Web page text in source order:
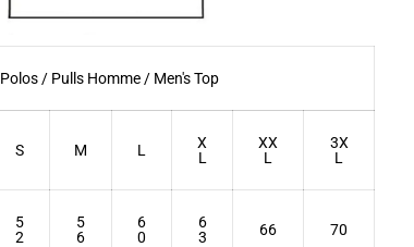
Polos / Pulls Homme / Men's Top
S M L
X
L
XX
L
3X
L
5
2
5
6
6
0
6
3
66 70